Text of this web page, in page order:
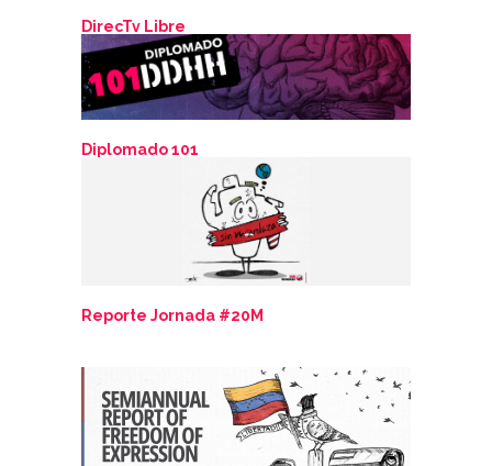
DirecTv Libre
Diplomado 101
Reporte Jornada #20M